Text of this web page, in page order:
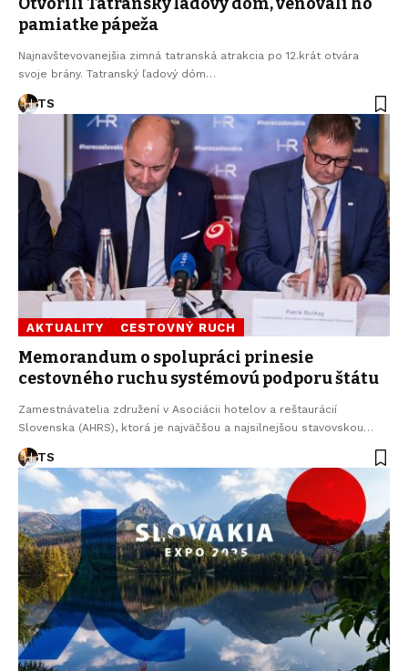
pamiatke pápeža
Najnavštevovanejšia zimná tatranská atrakcia po 12.krát otvára
svoje brány. Tatranský ľadový dóm…
TS
AKTUALITY CESTOVNÝ RUCH
Memorandum o spolupráci prinesie
cestovného ruchu systémovú podporu štátu
Zamestnávatelia združení v Asociácii hotelov a reštaurácií
Slovenska (AHRS), ktorá je najväčšou a najsilnejšou stavovskou…
TS